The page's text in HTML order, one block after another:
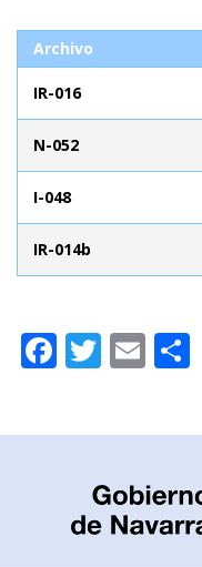
Archivo
IR-016
N-052
I-048
IR-014b
Facebook
Twitter